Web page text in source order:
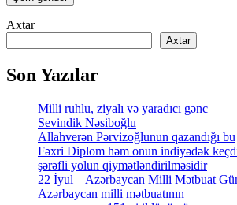
Axtar
Axtar
Son Yazılar
Milli ruhlu, ziyalı və yaradıcı gənc
Sevindik Nəsiboğlu
Allahverən Pərvizoğlunun qazandığı bu
Fəxri Diplom həm onun indiyədək
şərəfli yolun qiymətləndirilməsidir
22 İyul – Azərbaycan Milli Mətbuat
Azərbaycan milli mətbuatının